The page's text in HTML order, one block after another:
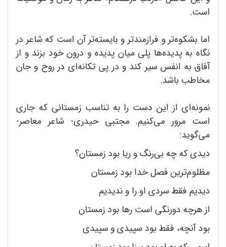
است.
اما بشکوه‌تر و فرازمندتر و بایسته‌تر آن است که شاعر در
نگاه به پدیده‌ها پلی میان پدیده و درون خود بزند و از
آفاق به انفس سیر کند و در پی تکانه‌ای در روح و جان
مخاطب باشد.
نمونه‌ای از این دست را به تناسب زمستانی که جاری
است مرور می‌کنیم. مجتبی حیدری- شاعر معاصر-
می‌گوید:
دیدی که چه بی‌رنگ و ریا بود زمستان؟
مظلوم‌ترین فصل خدا بود زمستان
دیدیم فقط سردی او را و ندیدیم
از هرچه دو‌رنگی است رها بود زمستان
بود آنچه، فقط بود سپیدی و سپیدی